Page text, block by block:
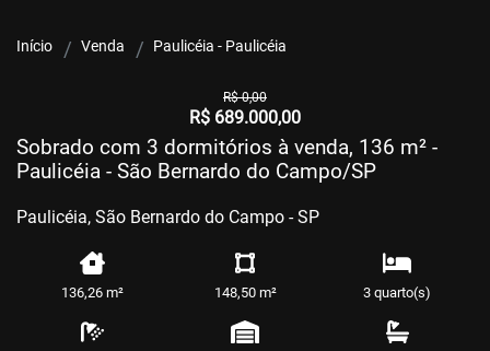
Início Venda Paulicéia - Paulicéia
R$ 0,00
R$ 689.000,00
Sobrado com 3 dormitórios à venda, 136 m² -
Paulicéia - São Bernardo do Campo/SP
Paulicéia, São Bernardo do Campo - SP
136,26 m² 148,50 m² 3 quarto(s)